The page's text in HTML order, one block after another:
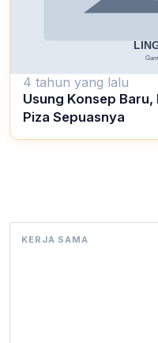
4 tahun yang lalu
Usung Konsep
Piza Sepuasnya
KERJA SAMA